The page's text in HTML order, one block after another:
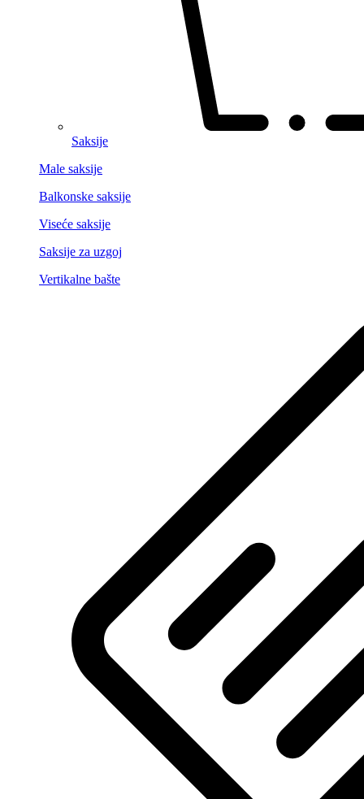
Saksije
Male saksije
Balkonske saksije
Viseće saksije
Saksije za uzgoj
Vertikalne bašte